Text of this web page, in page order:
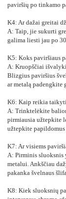
paviršių po tinkamo
K4: Ar dažai greitai
A: Taip, jie sukurti
galima liesti jau po
K5: Koks paviršiaus
A: Kruopščiai
Blizgius paviršius
ar metalą padengkite
K6: Kaip reikia
A: Trinktelėkite
pirmiausia užtepkite
užtepkite
K7: Ar visiems
A: Pirminis sluoksnis
metalui. Ankščiau
pakanka švelnaus
K8: Kiek sluoksnių